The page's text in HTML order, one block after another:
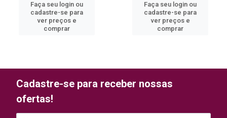
Faça seu login ou
cadastre-se para
ver preços e
comprar
Faça seu login ou
cadastre-se para
ver preços e
comprar
Cadastre-se para receber nossas
ofertas!